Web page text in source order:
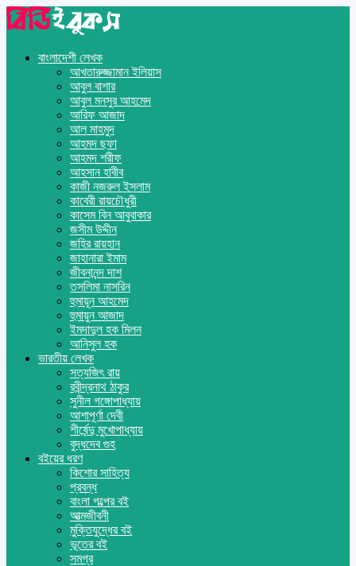
বাংলাদেশী লেখক
আখতারুজ্জামান ইলিয়াস
আবুল বাশার
আবুল মনসুর আহমেদ
আরিফ আজাদ
আল মাহমুদ
আহমদ ছফা
আহমদ শরীফ
আহসান হাবীব
কাজী নজরুল ইসলাম
কাবেরী রায়চৌধুরী
কাসেম বিন আবুবাকার
জসীম উদ্দীন
জহির রায়হান
জাহানারা ইমাম
জীবনানন্দ দাশ
তসলিমা নাসরিন
হুমায়ূন আহমেদ
হুমায়ুন আজাদ
ইমদাদুল হক মিলন
আনিসুল হক
ভারতীয় লেখক
সত্যজিৎ রায়
রবীন্দ্রনাথ ঠাকুর
সুনীল গঙ্গোপাধ্যায়
আশাপূর্ণা দেবী
শীর্ষেন্দু মুখোপাধ্যায়
বুদ্ধদেব গুহ
বইয়ের ধরণ
কিশোর সাহিত্য
প্রবন্ধ
বাংলা গল্পের বই
আত্মজীবনী
মুক্তিযুদ্ধের বই
ভূতের বই
সমগ্র